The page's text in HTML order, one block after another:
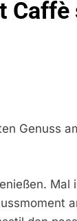
München:
Genuss